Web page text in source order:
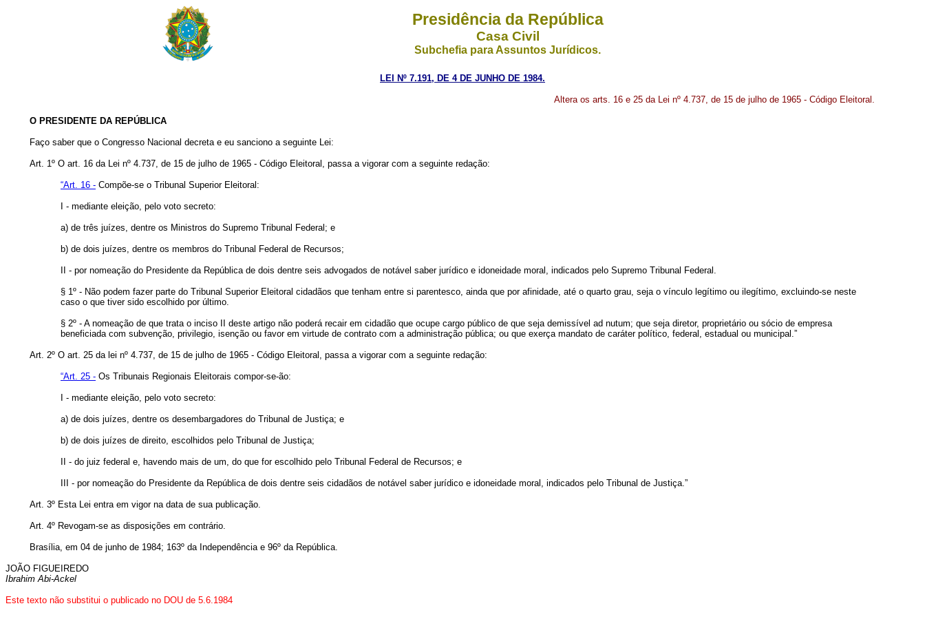
Presidência da República
Casa Civil
Subchefia para Assuntos Jurídicos.
LEI Nº 7.191, DE 4 DE JUNHO DE 1984.
Altera os arts. 16 e 25 da Lei nº 4.737, de 15 de julho de 1965 - Código Eleitoral.
O PRESIDENTE DA REPÚBLICA
Faço saber que o Congresso Nacional decreta e eu sanciono a seguinte Lei:
Art. 1º O art. 16 da Lei nº 4.737, de 15 de julho de 1965 - Código Eleitoral, passa a vigorar com a seguinte redação:
“Art. 16 - Compõe-se o Tribunal Superior Eleitoral:
I - mediante eleição, pelo voto secreto:
a) de três juízes, dentre os Ministros do Supremo Tribunal Federal; e
b) de dois juízes, dentre os membros do Tribunal Federal de Recursos;
II - por nomeação do Presidente da República de dois dentre seis advogados de notável saber jurídico e idoneidade moral, indicados pelo Supremo Tribunal Federal.
§ 1º - Não podem fazer parte do Tribunal Superior Eleitoral cidadãos que tenham entre si parentesco, ainda que por afinidade, até o quarto grau, seja o vínculo legítimo ou ilegítimo, excluindo-se neste
caso o que tiver sido escolhido por último.
§ 2º - A nomeação de que trata o inciso II deste artigo não poderá recair em cidadão que ocupe cargo público de que seja demissível ad nutum; que seja diretor, proprietário ou sócio de empresa
beneficiada com subvenção, privilegio, isenção ou favor em virtude de contrato com a administração pública; ou que exerça mandato de caráter político, federal, estadual ou municipal.”
Art. 2º O art. 25 da lei nº 4.737, de 15 de julho de 1965 - Código Eleitoral, passa a vigorar com a seguinte redação:
“Art. 25 - Os Tribunais Regionais Eleitorais compor-se-ão:
I - mediante eleição, pelo voto secreto:
a) de dois juízes, dentre os desembargadores do Tribunal de Justiça; e
b) de dois juízes de direito, escolhidos pelo Tribunal de Justiça;
II - do juiz federal e, havendo mais de um, do que for escolhido pelo Tribunal Federal de Recursos; e
III - por nomeação do Presidente da República de dois dentre seis cidadãos de notável saber jurídico e idoneidade moral, indicados pelo Tribunal de Justiça.”
Art. 3º Esta Lei entra em vigor na data de sua publicação.
Art. 4º Revogam-se as disposições em contrário.
Brasília, em 04 de junho de 1984; 163º da Independência e 96º da República.
JOÃO FIGUEIREDO
Ibrahim Abi-Ackel
Este texto não substitui o publicado no DOU de 5.6.1984